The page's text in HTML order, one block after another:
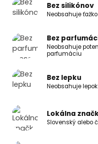
Bez silikónov
Neobsahuje
Bez
Neobsahuje
parfumáciu
Bez lepku
Neobsahuje lepok
Lokálna
Slovenský alebo